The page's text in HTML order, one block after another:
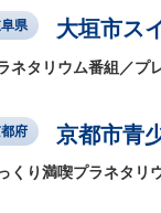
県 大垣市ス
ネタリウム番組／
府 京都市青
くり満喫プラネタリ